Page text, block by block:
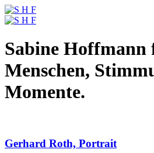
Sabine
Menschen,
Momente.
Gerhard Roth, Portrait